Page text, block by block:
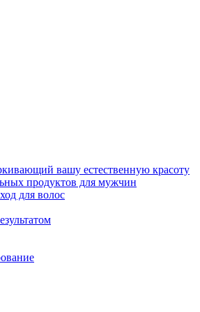
вашу естественную красоту
продуктов для мужчин
для волос